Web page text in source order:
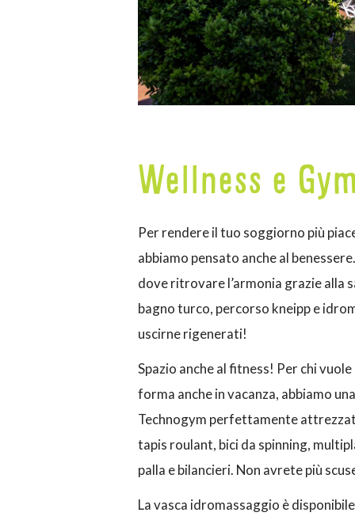
Wellness e
Per rendere il tuo soggiorno più
abbiamo pensato anche al
dove ritrovare l’armonia grazie alla
bagno turco, percorso kneipp e
uscirne rigenerati!
Spazio anche al fitness! Per chi
forma anche in vacanza, abbiamo
Technogym perfettamente
tapis roulant, bici da spinning,
palla e bilancieri. Non avrete più
La vasca idromassaggio è